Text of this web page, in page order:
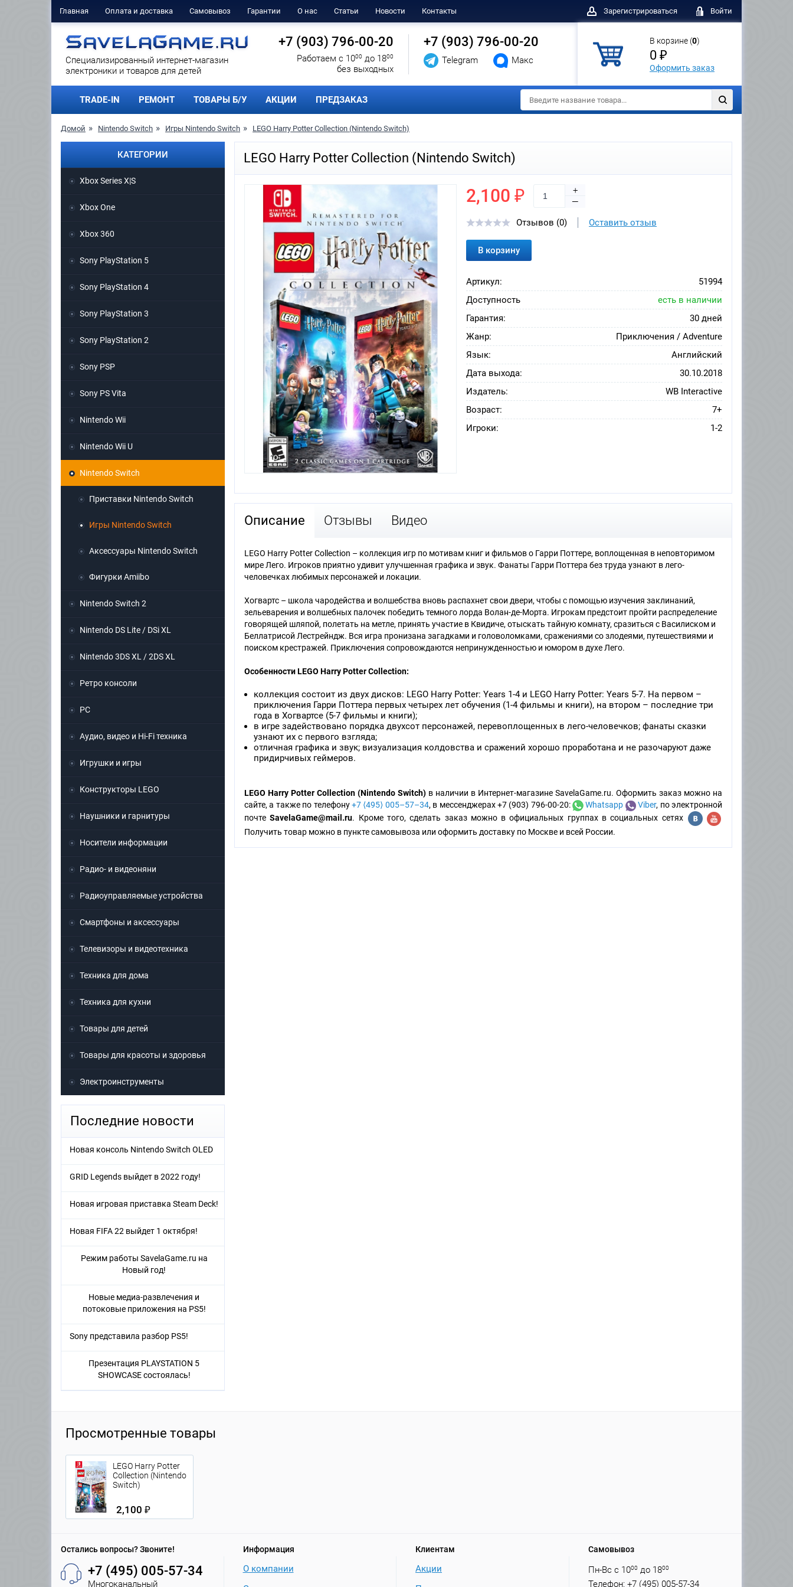
Главная Оплата и доставка Самовывоз Гарантии О нас Статьи Новости Контакты Зарегистрироваться Войти
Cпециализированный интернет-магазин
электроники и товаров для детей
+7 (903) 796-00-20
Работаем с 1000 до 1800
без выходных
+7 (903) 796-00-20
Telegram Макс
В корзине (0)
0 ₽
Оформить заказ
TRADE-IN РЕМОНТ ТОВАРЫ Б/У АКЦИИ ПРЕДЗАКАЗ
Домой Nintendo Switch Игры Nintendo Switch LEGO Harry Potter Collection (Nintendo Switch)
LEGO Harry Potter Collection (Nintendo Switch)
2,100 ₽
+
—
Отзывов (0)
Оставить отзыв
В корзину
Артикул:
51994
Доступность
есть в наличии
Гарантия:
30 дней
Жанр:
Приключения / Adventure
Язык:
Английский
Дата выхода:
30.10.2018
Издатель:
WB Interactive
Возраст:
7+
Игроки:
1-2
Описание Отзывы Видео
LEGO Harry Potter Collection – коллекция игр по мотивам книг и фильмов о Гарри Поттере, воплощенная в неповторимом
мире Лего. Игроков приятно удивит улучшенная графика и звук. Фанаты Гарри Поттера без труда узнают в лего-
человечках любимых персонажей и локации.
Хогвартс – школа чародейства и волшебства вновь распахнет свои двери, чтобы с помощью изучения заклинаний,
зельеварения и волшебных палочек победить темного лорда Волан-де-Морта. Игрокам предстоит пройти распределение
говорящей шляпой, полетать на метле, принять участие в Квидиче, отыскать тайную комнату, сразиться с Василиском и
Беллатрисой Лестрейндж. Вся игра пронизана загадками и головоломками, сражениями со злодеями, путешествиями и
поиском крестражей. Приключения сопровождаются непринужденностью и юмором в духе Лего.
ОсобенностиLEGO Harry PotterCollection:
коллекция состоит из двух дисков: LEGO Harry Potter: Years 1-4 и LEGO Harry Potter: Years 5-7. На первом –
приключения Гарри Поттера первых четырех лет обучения (1-4 фильмы и книги), на втором – последние три
года в Хогвартсе (5-7 фильмы и книги);
в игре задействовано порядка двухсот персонажей, перевоплощенных в лего-человечков; фанаты сказки
узнают их с первого взгляда;
отличная графика и звук; визуализация колдовства и сражений хорошо проработана и не разочаруют даже
придирчивых геймеров.
LEGO Harry Potter Collection (Nintendo Switch) в наличии в Интернет-магазине SavelaGame.ru. Оформить заказ можно на
сайте, а также по телефону+7 ⟨495⟩ 005–57–34, в мессенджерах +7 (903) 796-00-20: Whatsapp Viber, по электронной
почтеSavelaGame@mail.ru. Кроме того, сделать заказ можно в официальных группах в социальных сетях
Получить товар можно в пункте самовывоза или оформить доставку по Москве и всей России.
КАТЕГОРИИ
Xbox Series X|S
Xbox One
Xbox 360
Sony PlayStation 5
Sony PlayStation 4
Sony PlayStation 3
Sony PlayStation 2
Sony PSP
Sony PS Vita
Nintendo Wii
Nintendo Wii U
Nintendo Switch
Приставки Nintendo Switch
Игры Nintendo Switch
Аксессуары Nintendo Switch
Фигурки Amiibo
Nintendo Switch 2
Nintendo DS Lite / DSi XL
Nintendo 3DS XL / 2DS XL
Ретро консоли
PC
Аудио, видео и Hi-Fi техника
Игрушки и игры
Конструкторы LEGO
Наушники и гарнитуры
Носители информации
Радио- и видеоняни
Радиоуправляемые устройства
Смартфоны и аксессуары
Телевизоры и видеотехника
Техника для дома
Техника для кухни
Товары для детей
Товары для красоты и здоровья
Электроинструменты
Последние новости
Новая консоль Nintendo Switch OLED
GRID Legends выйдет в 2022 году!
Новая игровая приставка Steam Deck!
Новая FIFA 22 выйдет 1 октября!
Режим работы SavelaGame.ru на
Новый год!
Новые медиа-развлечения и
потоковые приложения на PS5!
Sony представила разбор PS5!
Презентация PLAYSTATION 5
SHOWCASE состоялась!
Просмотренные товары
LEGO Harry Potter
Collection (Nintendo
Switch)
2,100 ₽
Остались вопросы? Звоните!
+7 (495) 005-57-34
Многоканальный
Информация
О компании
Клиентам
Акции
Самовывоз
Пн-Вс с 1000 до 1800
Телефон: +7 (495) 005-57-34